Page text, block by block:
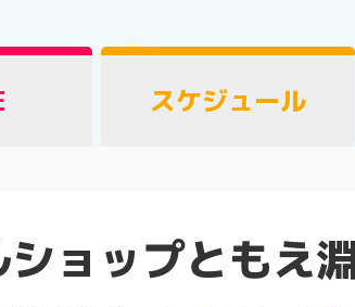
スケジュール
ョップともえ